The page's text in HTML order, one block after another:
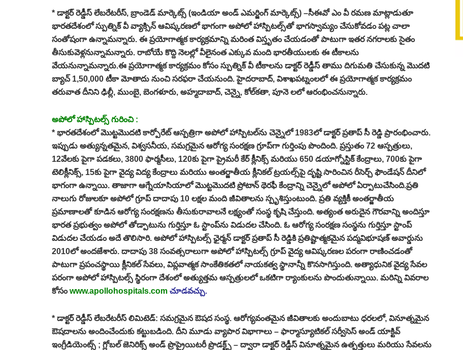
* డాక్టర్‌ రెడ్డీస్‌ లేబరేటరీస్‌, బ్రాండెడ్‌ మార్కెట్స్‌ (ఇండియా అండ్‌ ఎమర్జింగ్‌ మార్కెట్స్‌) –సీఈవో ఎం వీ రమణ మాట్లాడుతూ
భారతదేశంలో స్పుత్నిక్‌ వీ వ్యాక్సిన్‌ ఆవిష్కరణలో భాగంగా అపోలో హాస్పిటల్స్‌తో భాగస్వామ్యం చేసుకోవడం పట్ల చాలా
సంతోషంగా ఉన్నామన్నారు. ఈ ప్రయోగాత్మక కార్యక్రమాన్ని మరింత విస్తృతం చేయడంతో పాటుగా ఇతర నగరాలకు సైతం
తీసుకువెళ్లనున్నామన్నారు. రాబోయే కొద్ది నెలల్లో వీలైనంత ఎక్కువ మంది భారతీయులకు ఈ టీకాలను
వేయనున్నామన్నారు.ఈ ప్రయోగాత్మక కార్యక్రమం కోసం స్పుత్నిక్‌ వీ టీకాలను డాక్టర్‌ రెడ్డీస్‌ తాము దిగుమతి చేసుకున్న మొదటి
బ్యాచ్‌ 1,50,000 టీకా మోతాదు నుంచి సరఫరా చేయనుంది. హైదరాబాద్‌, విశాఖపట్నంలలో ఈ ప్రయోగాత్మక కార్యక్రమం
తరువాత దీనిని ఢిల్లీ, ముంబై, బెంగళూరు, అహ్మదాబాద్‌, చెన్నై, కోల్‌కతా, పూనె లలో ఆరంభించనున్నారు.
అపోలో హాస్పిటల్స్‌ గురించి :
* భారతదేశంలో మొట్టమొదటి కార్పోరేట్‌ ఆస్పత్రిగా అపోలో హాస్పిటల్‌ను చెన్నైలో 1983లో డాక్టర్‌ ప్రతాప్‌ సీ రెడ్డి ప్రారంభించారు.
ఇప్పుడు అత్యున్నతమైన, విశ్వసనీయ, సమగ్రమైన ఆరోగ్య సంరక్షణ గ్రూప్‌గా గుర్తింపు పొందింది. ప్రస్తుతం 72 ఆస్పత్రులు,
12వేలకు పైగా పడకలు, 3800 ఫార్మసీలు, 120కు పైగా ప్రైమరీ కేర్‌ క్లీనిక్స్‌ మరియు 650 డయాగ్నోస్టిక్‌ కేంద్రాలు, 700కు పైగా
టెలిక్లీనిక్స్‌, 15కు పైగా వైద్య విద్య కేంద్రాలు మరియు అంతర్జాతీయ క్లీనికల్‌ ట్రయల్స్‌పై దృష్టి సారించిన రీసెర్చ్‌ ఫౌండేషన్‌ దీనిలో
భాగంగా ఉన్నాయి. తాజాగా ఆగ్నేయాసియాలో మొట్టమొదటి ప్రోటాన్‌ థెరఫీ కేంద్రాన్ని చెన్నైలో అపోలో ఏర్పాటుచేసింది.ప్రతి
నాలుగు రోజులకూ అపోలో గ్రూప్‌ దాదాపు 10 లక్షల మంది జీవితాలను స్పృశిస్తుంటుంది. ప్రతి వ్యక్తికీ అంతర్జాతీయ
ప్రమాణాలతో కూడిన ఆరోగ్య సంరక్షణను తీసుకురావాలనే లక్ష్యంతో సంస్థ కృషి చేస్తుంది. అత్యంత అరుదైన గౌరవాన్ని అందిస్తూ
భారత ప్రభుత్వం అపోలో తోడ్పాటును గుర్తిస్తూ ఓ స్టాంప్‌ను విడుదల చేసింది. ఓ ఆరోగ్య సంరక్షణ సంస్థను గుర్తిస్తూ స్టాంప్‌
విడుదల చేయడం అదే తొలిసారి. అపోలో హాస్పిటల్స్‌ ఛైర్మన్‌ డాక్టర్‌ ప్రతాప్‌ సీ రెడ్డికి ప్రతిష్టాత్మకమైన పద్మవిభూషణ్‌ అవార్డును
2010లో అందజేశారు. దాదాపు 38 సంవత్సరాలుగా అపోలో హాస్పిటల్స్‌ గ్రూప్‌ వైద్య ఆవిష్కరణల పరంగా రాణించడంతో
పాటుగా ప్రపంచస్థాయి క్లీనికల్‌ సేవలు, విప్లవాత్మక సాంకేతికతలో నాయకత్వ స్థానాన్నీ కొనసాగిస్తుంది. అత్యాధునిక వైద్య సేవల
పరంగా అపోలో హాస్పిటల్స్‌ స్థిరంగా దేశంలో అత్యుత్తమ ఆస్పత్రులలో ఒకటిగా ర్యాంకులను పొందుతున్నాయి. మరిన్ని వివరాల
కోసంwww.apollohospitals.com చూడవచ్చు.
* డాక్టర్‌ రెడ్డీస్‌ లేబరేటరీస్‌ లిమిటెడ్‌: సమగ్రమైన ఔషద సంస్థ. ఆరోగ్యవంతమైన జీవితాలకు అందుబాటు ధరలలో, వినూత్నమైన
ఔషదాలను అందించేందుకు కట్టుబడింది. దీని మూడు వ్యాపార విభాగాలు – ఫార్మాస్యూటికల్‌ సర్వీసెస్‌ అండ్‌ యాక్టివ్‌
ఇంగ్రీడియెంట్స్‌ ; గ్లోబల్‌ జెనిరిక్స్‌ అండ్‌ ప్రొప్రైయిటరీ ప్రొడక్ట్స్‌ – ద్వారా డాక్టర్‌ రెడ్డీస్‌ వినూత్నమైన ఉత్పత్తులు మరియు సేవలను